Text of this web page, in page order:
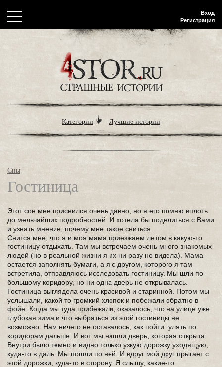
Вход
Регистрация
Категории Лучшие истории
Сны
Гостиница
Этот сон мне приснился очень давно, но я его помню вплоть
до мельчайших подробностей. И хотела бы поделиться с Вами
и узнать мнение, почему мне такое сниться.
Снится мне, что я и моя мама приезжаем летом в какую-то
гостиницу отдыхать. Там мы встречаем очень много знакомых
людей (но в реальной жизни я их ни разу не видела). Мама
остается заполнять бумаги, а я с другом, которого я там
встретила, отправляюсь исследовать гостиницу. Мы шли по
большому коридору, но ни одна дверь не открывалась.
Гостиница выглядела очень красивой и старинной. Потом мы
услышали, какой то громкий хлопок и побежали обратно в
фойе. Когда мы туда прибежали, оказалось, что на улице уже
глубокая зима и что выбраться из этой гостиницы не
возможно. Нам ничего не оставалось, как пойти гулять по
коридорам дальше. И вот мы нашли дверь, которая открыта.
Внутри было темно и видно только узкую дорожку уходящую,
куда-то в даль. Мы пошли по ней. И вдруг мой друг прыгает с
этой дорожки, куда-то в сторону. Я слышу, какие-то